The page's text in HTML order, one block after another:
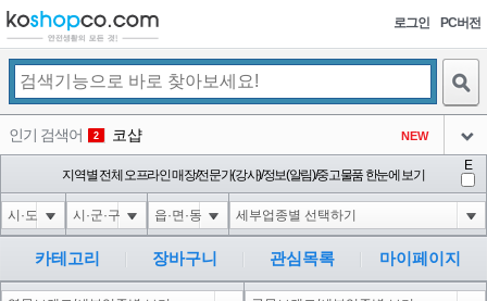
로그인 PC버전
인기 검색어 2 코샵 NEW
3 익스
아이콘
4 미끄럼방지
아이콘
5 대성설렁탕
아이콘
-16
6 1-1 waitfor delay '0:0:15' -- 0
지역별 전체 오프라인 매장/전문가(강사)/정보(알림)/중고물품 한눈에 보기
E
카테고리 장바구니 관심목록 마이페이지